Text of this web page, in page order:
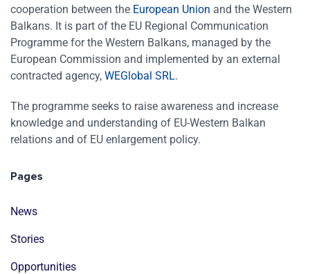
cooperation between the European Union and the Western
Balkans. It is part of the EU Regional Communication
Programme for the Western Balkans, managed by the
European Commission and implemented by an external
contracted agency, WEGlobal SRL.
The programme seeks to raise awareness and increase
knowledge and understanding of EU-Western Balkan
relations and of EU enlargement policy.
Pages
News
Stories
Opportunities